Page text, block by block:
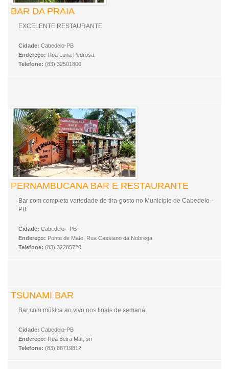
BAR DA PRAIA
EXCELENTE RESTAURANTE
Cidade: Cabedelo-PB
Endereço: Rua Luna Pedrosa,
Telefone: (83) 32501800
PERNAMBUCANA BAR E RESTAURANTE
Bar com completa variedade de tira-gosto no Municipio de Cabedelo -
PB
Cidade: Cabedelo - PB-
Endereço: Ponta de Mato, Rua Cassiano da Nobrega
Telefone: (83) 32285720
TSUNAMI BAR
Bar com música ao vivo nos finais de semana
Cidade: Cabedelo-PB
Endereço: Rua Beira Mar, sn
Telefone: (83) 88719812